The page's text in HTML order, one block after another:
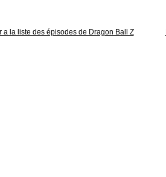
a la liste des épisodes de Dragon Ball Z